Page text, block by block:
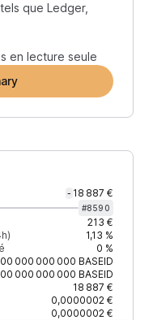
que Ledger,
en lecture seule
- 18 887 €
#8590
213 €
1,13 %
0 %
000 000 000 BASEID
000 000 000 BASEID
18 887 €
0,0000002 €
0,0000002 €